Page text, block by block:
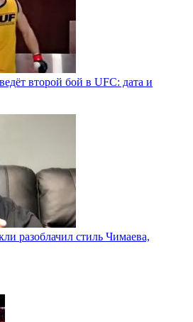
второй бой в UFC: дата и
разоблачил стиль Чимаева,